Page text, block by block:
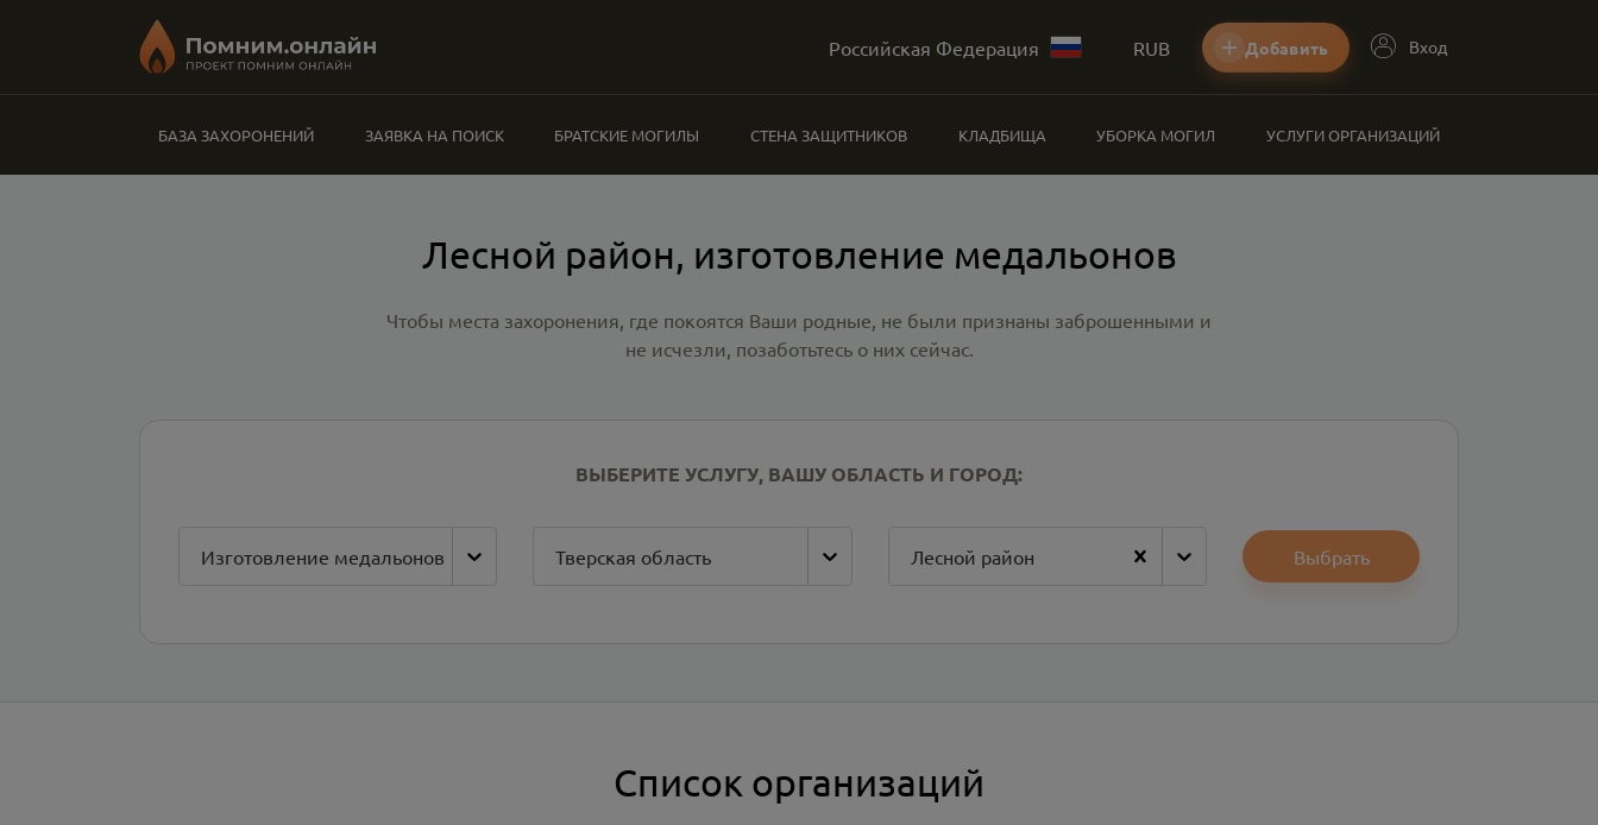
Российская Федерация RUB Добавить Вход
БАЗА ЗАХОРОНЕНИЙ ЗАЯВКА НА ПОИСК БРАТСКИЕ МОГИЛЫ СТЕНА ЗАЩИТНИКОВ КЛАДБИЩА УБОРКА МОГИЛ УСЛУГИ ОРГАНИЗАЦИЙ
Лесной район, изготовление медальонов
Чтобы места захоронения, где покоятся Ваши родные, не были признаны заброшенными и
не исчезли, позаботьтесь о них сейчас.
ВЫБЕРИТЕ УСЛУГУ, ВАШУ ОБЛАСТЬ И ГОРОД:
Изготовление медальонов Тверская область Лесной район Выбрать
Список организаций